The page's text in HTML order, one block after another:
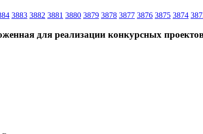
3883 3882 3881 3880 3879 3878 3877 3876 3875 3874
для реализации конкурсных